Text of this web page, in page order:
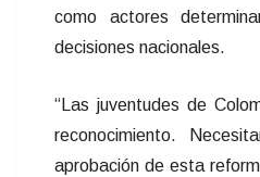
como actores
decisiones nacionales.
“Las juventudes de
reconocimiento.
aprobación de esta